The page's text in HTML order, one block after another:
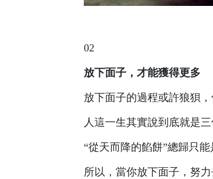
02
放下面子，才能獲得更多
放下面子的過程或許狼狽
人這一生其實說到底就是三
“從天而降的餡餅”總歸只
所以，當你放下面子，努